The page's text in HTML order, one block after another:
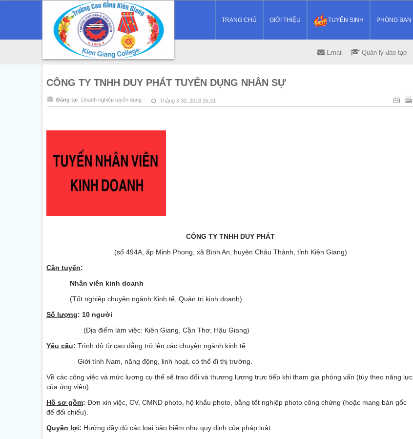
TRANG CHỦ GIỚI THIỆU TUYỂN SINH PHÒNG BAN
Email Quản lý đào tạo
CÔNG TY TNHH DUY PHÁT TUYỂN DỤNG NHÂN SỰ
Đăng tại Doanh nghiệp tuyển dụng Tháng 3 30, 2018 15:31
CÔNG TY TNHH DUY PHÁT
(số 494A, ấp Minh Phong, xã Bình An, huyện Châu Thành, tỉnh Kiên Giang)
Cần tuyển:
Nhân viên kinh doanh
(Tốt nghiệp chuyên ngành Kinh tế, Quản trị kinh doanh)
Số lượng: 10 người
(Địa điểm làm việc: Kiên Giang, Cần Thơ, Hậu Giang)
Yêu cầu: Trình độ từ cao đẳng trở lên các chuyên ngành kinh tế
Giới tính Nam, năng động, linh hoạt, có thể đi thị trường.
Về các công việc và mức lương cụ thể sẽ trao đổi và thương lượng trực tiếp khi tham gia phỏng vấn (tùy theo năng lực
của ứng viên).
Hồ sơ gồm: Đơn xin việc, CV, CMND photo, hộ khẩu photo, bằng tốt nghiệp photo công chứng (hoặc mang bản gốc
để đối chiếu).
Quyền lợi: Hưởng đầy đủ các loại bảo hiểm như quy định của pháp luật.